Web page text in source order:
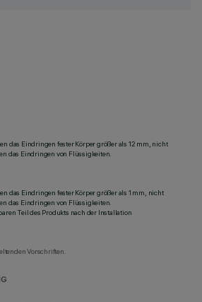
das Eindringen fester Körper größer als 12 mm, nicht
das Eindringen von Flüssigkeiten.
das Eindringen fester Körper größer als 1 mm, nicht
das Eindringen von Flüssigkeiten.
Teil des Produkts nach der Installation
Vorschriften.